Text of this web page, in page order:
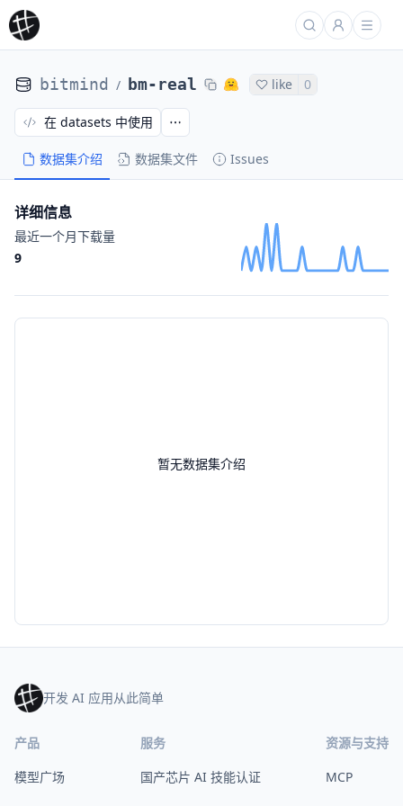
bitmind / bm-real like 0
数据集介绍 数据集文件 Issues
在 datasets 中使用
暂无数据集介绍
详细信息
最近一个月下载量
9
开发 AI 应用从此简单
产品
模型广场
服务
国产芯片 AI 技能认证
资源与支持
MCP